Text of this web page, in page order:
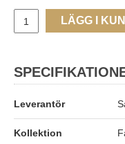
LÄGG I
Leverantör
Kollektion